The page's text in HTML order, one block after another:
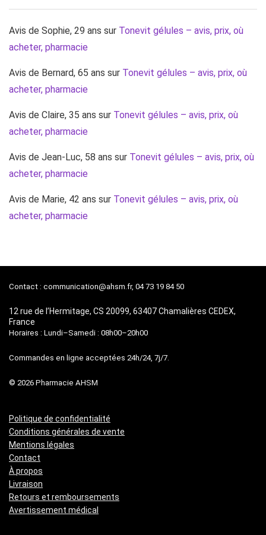
Avis de Sophie, 29 ans sur Tonevit gélules – avis, prix, où
acheter, pharmacie
Avis de Bernard, 65 ans sur Tonevit gélules – avis, prix, où
acheter, pharmacie
Avis de Claire, 35 ans sur Tonevit gélules – avis, prix, où
acheter, pharmacie
Avis de Jean-Luc, 58 ans sur Tonevit gélules – avis, prix, où
acheter, pharmacie
Avis de Marie, 42 ans sur Tonevit gélules – avis, prix, où
acheter, pharmacie
Contact : communication@ahsm.fr, 04 73 19 84 50
12 rue de l’Hermitage, CS 20099, 63407 Chamalières CEDEX,
France
Horaires : Lundi–Samedi : 08h00–20h00
Commandes en ligne acceptées 24h/24, 7j/7.
© 2026 Pharmacie AHSM
Politique de confidentialité
Conditions générales de vente
Mentions légales
Contact
À propos
Livraison
Retours et remboursements
Avertissement médical